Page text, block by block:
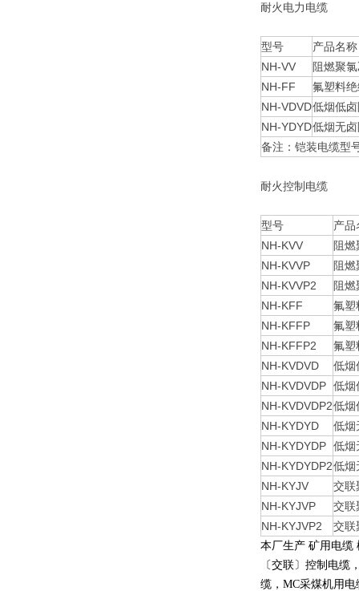
耐火电力电缆
型号
产品名称
NH-VV
阻燃聚
NH-FF
氟塑料
NH-VDVD低烟低
NH-YDYD低烟无
备注：铠装电缆型
耐火控制电缆
型号
产品
NH-KVV
阻
NH-KVVP
阻
NH-KVVP2
阻
NH-KFF
氟塑
NH-KFFP
氟塑
NH-KFFP2
氟塑
NH-KVDVD
低烟
NH-KVDVDP 低烟
NH-KVDVDP2低烟
NH-KYDYD
低烟
NH-KYDYDP 低烟
NH-KYDYDP2低烟
NH-KYJV
交联
NH-KYJVP
交联
NH-KYJVP2
交联
本厂生产 矿用电缆
〔交联〕控制电缆
缆， MC采煤机用电